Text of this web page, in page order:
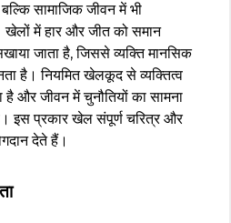
सामाजिक जीवन में भी
खेलों में हार और जीत को समान
जाता है, जिससे व्यक्ति मानसिक
है। नियमित खेलकूद से व्यक्तित्व
है और जीवन में चुनौतियों का सामना
इस प्रकार खेल संपूर्ण चरित्र और
देते हैं।